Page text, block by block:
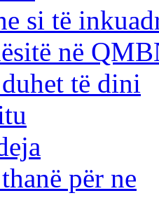
si të
në
të dini
për ne